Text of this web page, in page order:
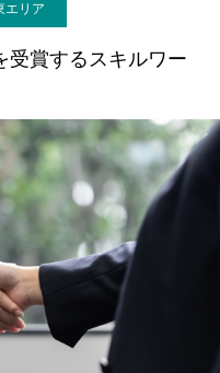
エリア
受賞するスキルワー